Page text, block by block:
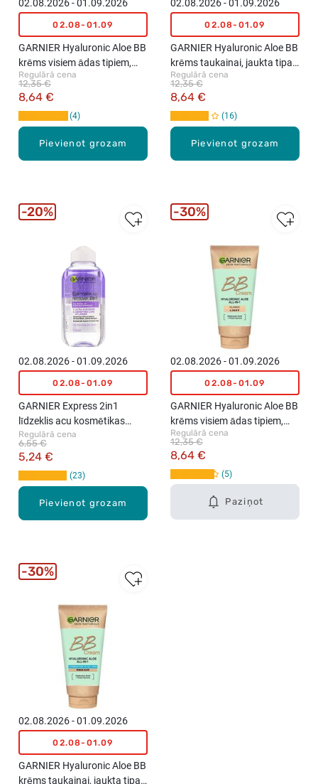
Pievienot grozam
02.08.2026 - 01.09.2026
02.08-01.09
GARNIER Hyaluronic Aloe BB
krēms visiem ādas tipiem,
50ml
Regulārā cena
8,64 €
12,35 €
4
Pievienot grozam
02.08.2026 - 01.09.2026
02.08-01.09
GARNIER Hyaluronic Aloe BB
krēms taukainai, jaukta tipa
ādai, 50ml
Regulārā cena
8,64 €
12,35 €
16
Pievienot grozam
02.08.2026 - 01.09.2026
02.08-01.09
GARNIER Express 2in1
līdzeklis acu kosmētikas
noņemšanai, 125ml
Regulārā cena
5,24 €
6,55 €
23
20%
Paziņot
02.08.2026 - 01.09.2026
02.08-01.09
GARNIER Hyaluronic Aloe BB
krēms visiem ādas tipiem,
50ml
Regulārā cena
8,64 €
12,35 €
5
30%
02.08.2026 - 01.09.2026
02.08-01.09
GARNIER Hyaluronic Aloe BB
krēms taukainai, jaukta tipa
30%